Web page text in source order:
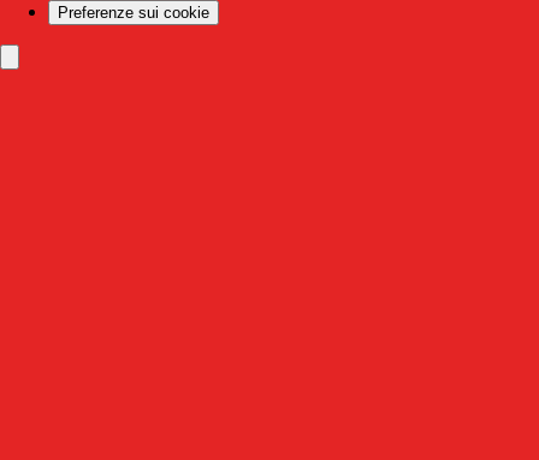
Preferenze sui cookie